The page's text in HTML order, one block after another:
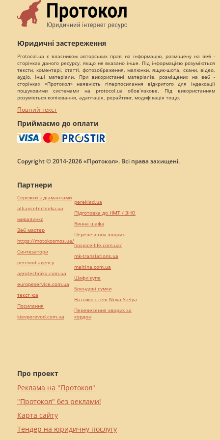
Юридичні застереження
Protocol.ua є власником авторських прав на інформацію, розміщену на веб -
сторінках даного ресурсу, якщо не вказано інше. Під інформацією розуміються
тексти, коментарі, статті, фотозображення, малюнки, ящик-шота, скани, відео,
аудіо, інші матеріали. При використанні матеріалів, розміщених на веб -
сторінках «Протокол» наявність гіперпосилання відкритого для індексації
пошуковими системами на protocol.ua обов`язкове. Під використанням
розуміється копіювання, адаптація, рерайтинг, модифікація тощо.
Повний текст
Приймаємо до оплати
Copyright © 2014-2026 «Протокол». Всі права захищені.
Про проект
Реклама на "Протокол"
"Протокол" без реклами!
Карта сайту
Тендер на юридичну послугу
Партнери
Сережки з діамантами
alliancetechnika.ua
миралинкс
Веб мастер
https://motokosmos.ua/
Синтезатори
perevod.agency
agrotechnika.com.ua
europeservice.com.ua
текст юа
Посилання
kievperevod.com.ua
pereklad.ua
Підготовка до НМТ / ЗНО
Винна шафа
Перевезення хворих
hospice-life.com.ua/
mk-translations.ua
maltina.com.ua
Шафи купе
Брендові сумки
Натяжні стелі Nova Stelya
Перевезення хворих за
кордон